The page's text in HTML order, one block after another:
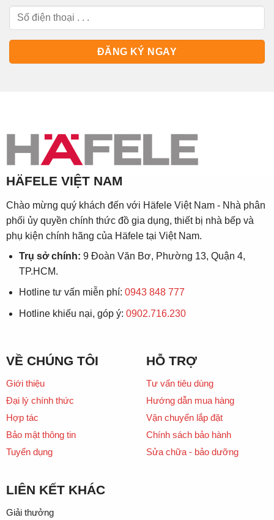
HÄFELE VIỆT NAM
Chào mừng quý khách đến với Häfele Việt Nam - Nhà phân
phối ủy quyền chính thức đồ gia dụng, thiết bị nhà bếp và
phụ kiện chính hãng của Häfele tại Việt Nam.
Trụ sở chính: 9 Đoàn Văn Bơ, Phường 13, Quận 4,
TP.HCM.
Hotline tư vấn miễn phí: 0943 848 777
Hotline khiếu nại, góp ý: 0902.716.230
VỀ CHÚNG TÔI
Giới thiệu
Đại lý chính thức
Hợp tác
Bảo mật thông tin
Tuyển dụng
HỖ TRỢ
Tư vấn tiêu dùng
Hướng dẫn mua hàng
Vận chuyển lắp đặt
Chính sách bảo hành
Sửa chữa - bảo dưỡng
LIÊN KẾT KHÁC
Giải thưởng